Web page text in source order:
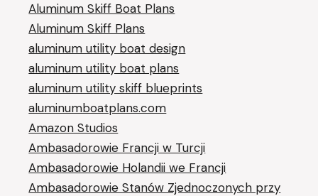
Aluminum Skiff Boat Plans
Aluminum Skiff Plans
aluminum utility boat design
aluminum utility boat plans
aluminum utility skiff blueprints
aluminumboatplans.com
Amazon Studios
Ambasadorowie Francji w Turcji
Ambasadorowie Holandii we Francji
Ambasadorowie Stanów Zjednoczonych przy